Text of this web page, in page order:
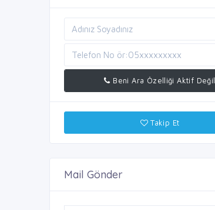
Beni Ara Özelliği Aktif Değil
Takip Et
Mail Gönder